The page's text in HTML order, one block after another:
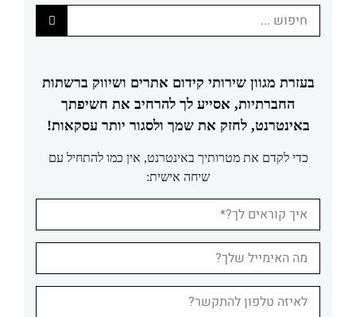
בעזרת מגוון שירותי קידום אתרים ושיווק ברשתות
החברתיות, אסייע לך להרחיב את חשיפתך
באינטרנט, לחזק את שמך ולסגור יותר עסקאות!
כדי לקדם את מטרותיך באינטרנט, אין כמו להתחיל עם
שיחה אישית: